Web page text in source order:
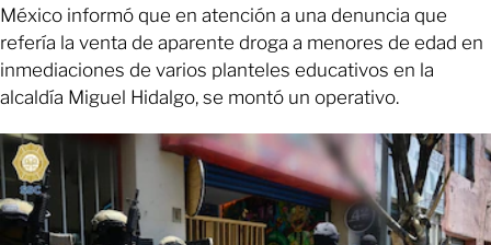
México informó que en atención a una denuncia que
refería la venta de aparente droga a menores de edad en
inmediaciones de varios planteles educativos en la
alcaldía Miguel Hidalgo, se montó un operativo.